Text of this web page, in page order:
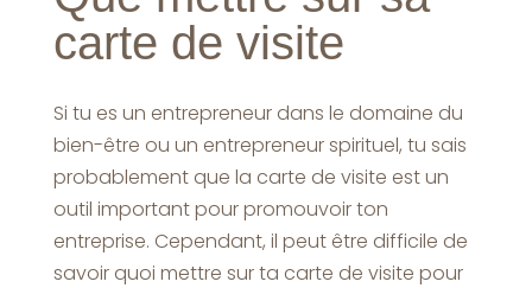
carte de visite
Si tu es un entrepreneur dans le domaine du
bien-être ou un entrepreneur spirituel, tu sais
probablement que la carte de visite est un
outil important pour promouvoir ton
entreprise. Cependant, il peut être difficile de
savoir quoi mettre sur ta carte de visite pour